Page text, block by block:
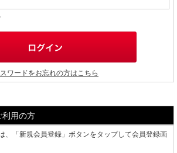
ワードをお忘れの方はこちら
利用の方
、「新規会員登録」ボタンをタップして会員登録画